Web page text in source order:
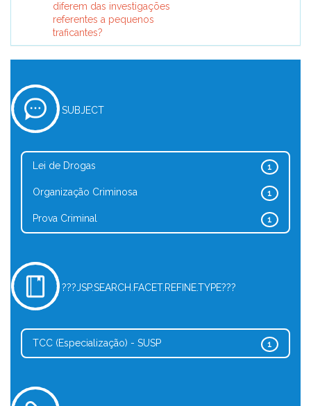
diferem das investigações
referentes a pequenos
traficantes?
SUBJECT
1
Lei de Drogas
1
Organização Criminosa
1
Prova Criminal
???JSP.SEARCH.FACET.REFINE.TYPE???
1
TCC (Especialização) - SUSP